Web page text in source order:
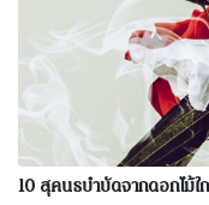
10 สุคนธบำบัดจากดอกไม้